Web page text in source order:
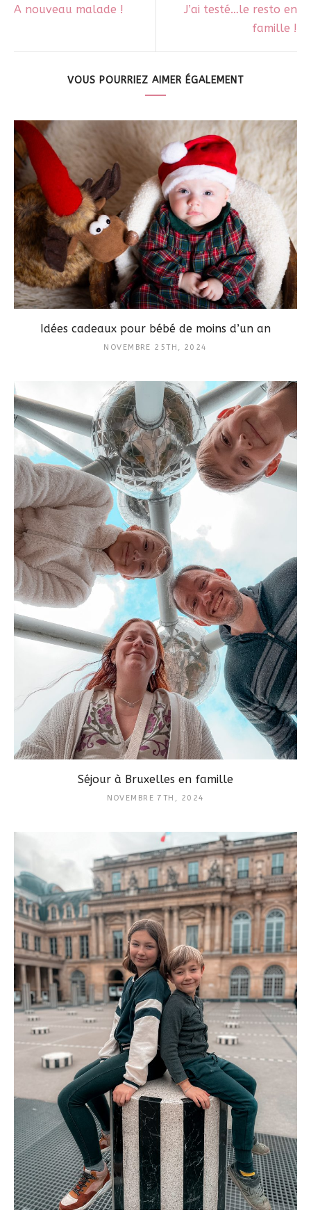
A nouveau malade !
J’ai testé…le resto en
famille !
VOUS POURRIEZ AIMER ÉGALEMENT
Idées cadeaux pour bébé de moins d’un an
NOVEMBRE 25TH, 2024
Séjour à Bruxelles en famille
NOVEMBRE 7TH, 2024